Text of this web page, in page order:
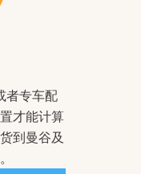
者专车配
才能计算
到曼谷及